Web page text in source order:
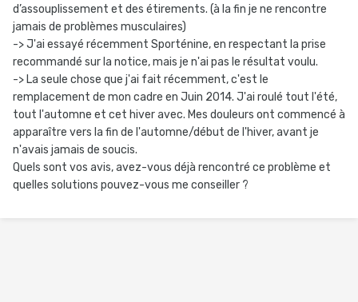
d’assouplissement et des étirements. (à la fin je ne rencontre
jamais de problèmes musculaires)
-> J'ai essayé récemment Sporténine, en respectant la prise
recommandé sur la notice, mais je n'ai pas le résultat voulu.
-> La seule chose que j'ai fait récemment, c'est le
remplacement de mon cadre en Juin 2014. J'ai roulé tout l'été,
tout l'automne et cet hiver avec. Mes douleurs ont commencé à
apparaître vers la fin de l'automne/début de l'hiver, avant je
n'avais jamais de soucis.
Quels sont vos avis, avez-vous déjà rencontré ce problème et
quelles solutions pouvez-vous me conseiller ?